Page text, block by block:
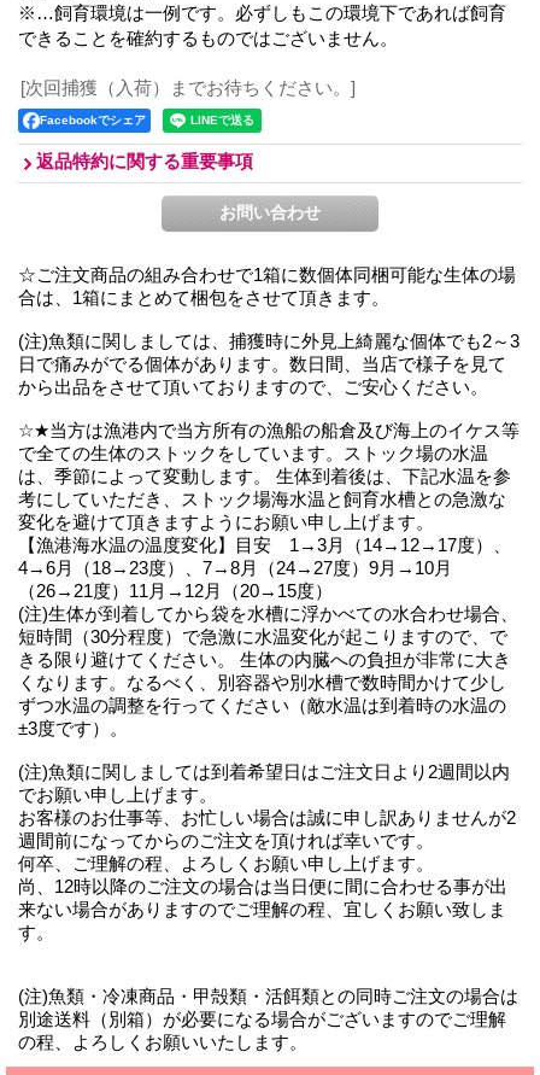
※…飼育環境は一例です。必ずしもこの環境下であれば飼育
できることを確約するものではございません。
[次回捕獲（入荷）までお待ちください。]
Facebookでシェア
返品特約に関する重要事項
☆ご注文商品の組み合わせで1箱に数個体同梱可能な生体の場
合は、1箱にまとめて梱包をさせて頂きます。
(注)魚類に関しましては、捕獲時に外見上綺麗な個体でも2～3
日で痛みがでる個体があります。数日間、当店で様子を見て
から出品をさせて頂いておりますので、ご安心ください。
☆★当方は漁港内で当方所有の漁船の船倉及び海上のイケス等
で全ての生体のストックをしています。ストック場の水温
は、季節によって変動します。 生体到着後は、下記水温を参
考にしていただき、ストック場海水温と飼育水槽との急激な
変化を避けて頂きますようにお願い申し上げます。
【漁港海水温の温度変化】目安 1→3月（14→12→17度）、
4→6月（18→23度）、7→8月（24→27度）9月→10月
（26→21度）11月→12月（20→15度）
(注)生体が到着してから袋を水槽に浮かべての水合わせ場合、
短時間（30分程度）で急激に水温変化が起こりますので、で
きる限り避けてください。 生体の内臓への負担が非常に大き
くなります。なるべく、別容器や別水槽で数時間かけて少し
ずつ水温の調整を行ってください（敵水温は到着時の水温の
±3度です）。
(注)魚類に関しましては到着希望日はご注文日より2週間以内
でお願い申し上げます。
お客様のお仕事等、お忙しい場合は誠に申し訳ありませんが2
週間前になってからのご注文を頂ければ幸いです。
何卒、ご理解の程、よろしくお願い申し上げます。
尚、12時以降のご注文の場合は当日便に間に合わせる事が出
来ない場合がありますのでご理解の程、宜しくお願い致しま
す。
(注)魚類・冷凍商品・甲殻類・活餌類との同時ご注文の場合は
別途送料（別箱）が必要になる場合がございますのでご理解
の程、よろしくお願いいたします。